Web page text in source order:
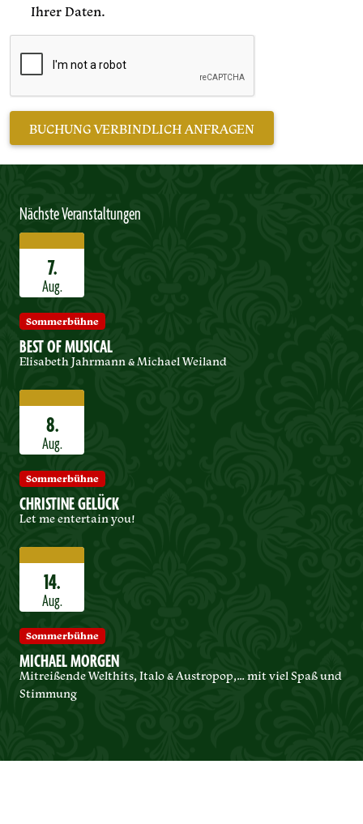
Ihrer Daten.
Nächste Veranstaltungen
7.
Aug.
Sommerbühne
BEST OF MUSICAL
Elisabeth Jahrmann & Michael Weiland
8.
Aug.
Sommerbühne
CHRISTINE GELÜCK
Let me entertain you!
14.
Aug.
Sommerbühne
MICHAEL MORGEN
Mitreißende Welthits, Italo & Austropop,… mit viel Spaß und
Stimmung